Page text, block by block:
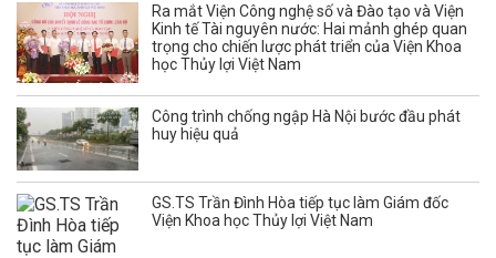
Ra mắt Viện Công nghệ số và Đào tạo và Viện
Kinh tế Tài nguyên nước: Hai mảnh ghép quan
trọng cho chiến lược phát triển của Viện Khoa
học Thủy lợi Việt Nam
Công trình chống ngập Hà Nội bước đầu phát
huy hiệu quả
GS.TS Trần Đình Hòa tiếp tục làm Giám đốc
Viện Khoa học Thủy lợi Việt Nam